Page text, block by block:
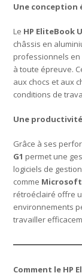
Une
Le HP EliteBook
châssis en
professionnels
à toute épreuve.
aux chocs et aux
conditions de
Une
Grâce à ses
G1 permet une
logiciels de
comme Microsoft
rétroéclairé offre
environnements
travailler
Comment le HP